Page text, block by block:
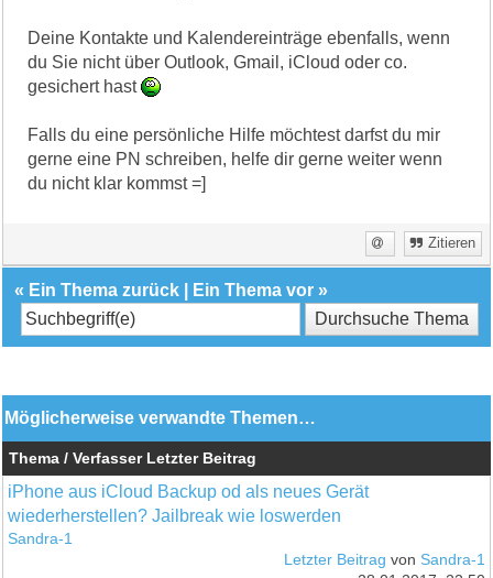
Deine Kontakte und Kalendereinträge ebenfalls, wenn
du Sie nicht über Outlook, Gmail, iCloud oder co.
gesichert hast
Falls du eine persönliche Hilfe möchtest darfst du mir
gerne eine PN schreiben, helfe dir gerne weiter wenn
du nicht klar kommst =]
Zitieren
« Ein Thema zurück Ein Thema vor »
Möglicherweise verwandte Themen…
Thema / Verfasser Letzter Beitrag
iPhone aus iCloud Backup od als neues Gerät
wiederherstellen? Jailbreak wie loswerden
Sandra-1
Letzter Beitrag von Sandra-1